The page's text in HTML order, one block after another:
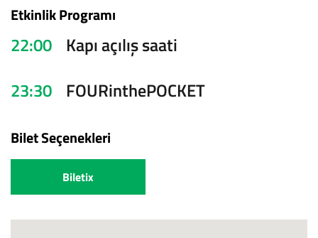
Etkinlik Programı
22:00 Kapı açılış saati
23:30 FOURinthePOCKET
Bilet Seçenekleri
Biletix